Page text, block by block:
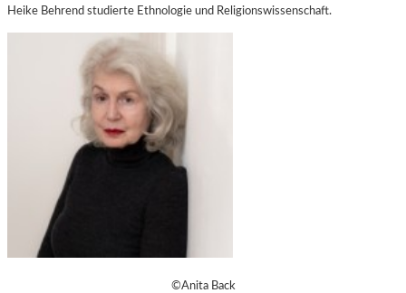
Heike Behrend studierte Ethnologie und Religionswissenschaft.
©Anita Back